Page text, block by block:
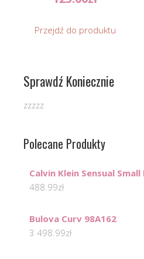
Przejdź do produktu
Sprawdź Koniecznie
zzzzz
Polecane Produkty
Calvin Klein Sensual Small
488.99zł
Bulova Curv 98A162
3 498.99zł